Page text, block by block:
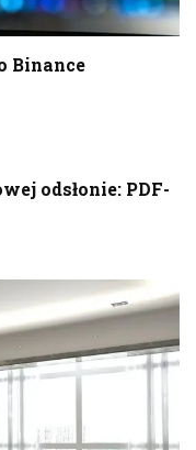
Binance
odsłonie: PDF-